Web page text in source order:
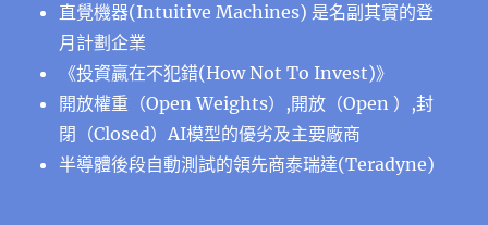
直覺機器(Intuitive Machines) 是名副其實的登
月計劃企業
《投資贏在不犯錯(How Not To Invest)》
開放權重（Open Weights）,開放（Open ）,封
閉（Closed）AI模型的優劣及主要廠商
半導體後段⾃動測試的領先商泰瑞達(Teradyne)